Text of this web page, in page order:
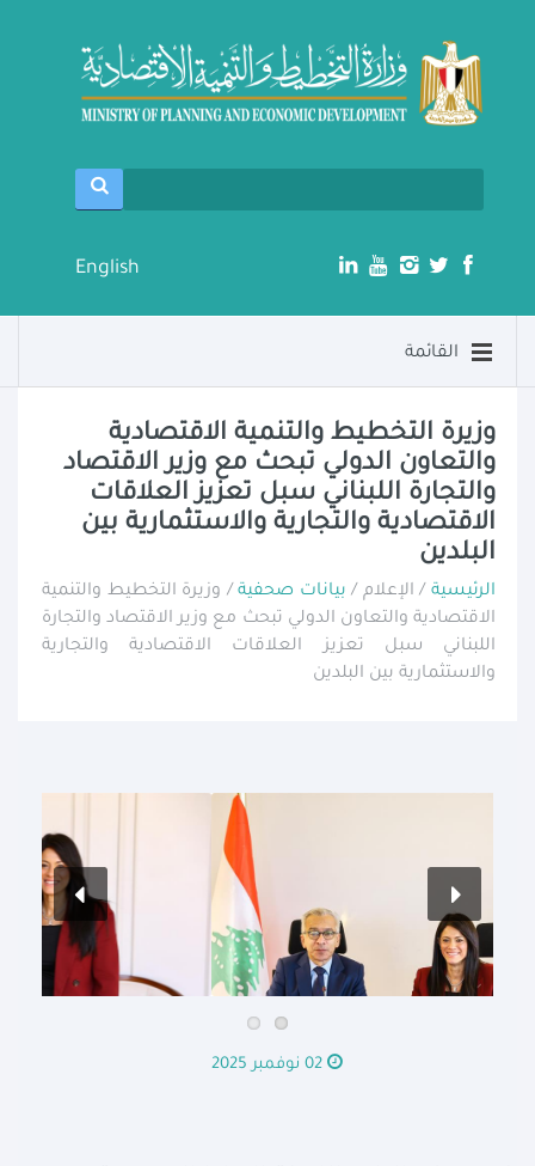
English
القائمة
وزيرة التخطيط والتنمية الاقتصادية
والتعاون الدولي تبحث مع وزير الاقتصاد
والتجارة اللبناني سبل تعزيز العلاقات
الاقتصادية والتجارية والاستثمارية بين
البلدين
الرئيسية/ الإعلام / بيانات صحفية/ وزيرة التخطيط والتنمية
الاقتصادية والتعاون الدولي تبحث مع وزير الاقتصاد والتجارة
اللبناني سبل تعزيز العلاقات الاقتصادية والتجارية
والاستثمارية بين البلدين
02 نوفمبر 2025